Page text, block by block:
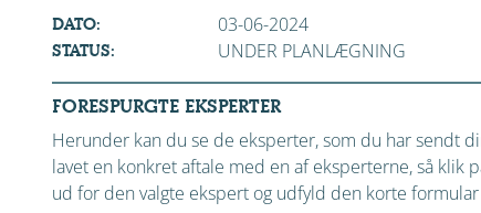
DATO: 03-06-2024
STATUS: UNDER PLANLÆGNING
FORESPURGTE EKSPERTER
Herunder kan du se de eksperter, som du har sendt
lavet en konkret aftale med en af eksperterne, så klik
ud for den valgte ekspert og udfyld den korte